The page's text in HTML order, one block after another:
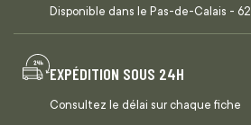
Disponible dans le Pas-de-Calais - 62
EXPÉDITION SOUS 24H
Consultez le délai sur chaque fiche